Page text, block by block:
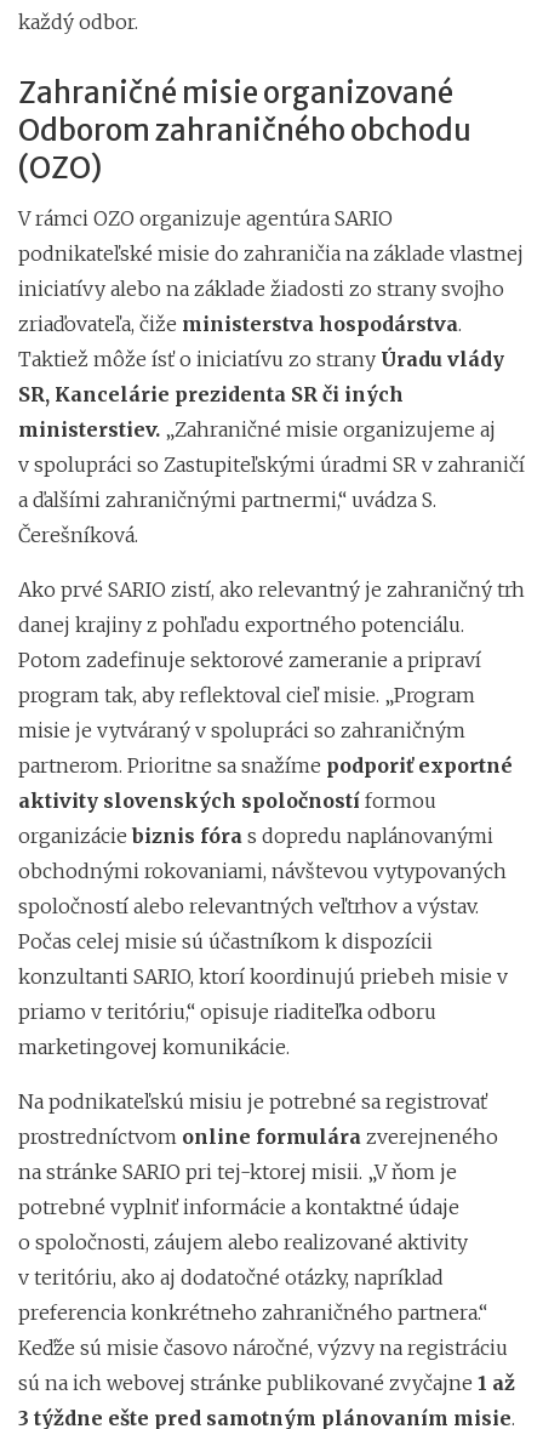
každý odbor.
Zahraničné misie organizované
Odborom zahraničného obchodu
(OZO)
V rámci OZO organizuje agentúra SARIO
podnikateľské misie do zahraničia na základe vlastnej
iniciatívy alebo na základe žiadosti zo strany svojho
zriaďovateľa, čiže ministerstva hospodárstva.
Taktiež môže ísť o iniciatívu zo strany Úradu vlády
SR, Kancelárie prezidenta SR či iných
ministerstiev. „Zahraničné misie organizujeme aj
v spolupráci so Zastupiteľskými úradmi SR v zahraničí
a ďalšími zahraničnými partnermi,“ uvádza S.
Čerešníková.
Ako prvé SARIO zistí, ako relevantný je zahraničný trh
danej krajiny z pohľadu exportného potenciálu.
Potom zadefinuje sektorové zameranie a pripraví
program tak, aby reflektoval cieľ misie. „Program
misie je vytváraný v spolupráci so zahraničným
partnerom. Prioritne sa snažíme podporiť exportné
aktivity slovenských spoločností formou
organizáciebiznis fóra s dopredu naplánovanými
obchodnými rokovaniami, návštevou vytypovaných
spoločností alebo relevantných veľtrhov a výstav.
Počas celej misie sú účastníkom k dispozícii
konzultanti SARIO, ktorí koordinujú priebeh misie v
priamo v teritóriu,“ opisuje riaditeľka odboru
marketingovej komunikácie.
Na podnikateľskú misiu je potrebné sa registrovať
prostredníctvom online formulára zverejneného
na stránke SARIO pri tej-ktorej misii. „V ňom je
potrebné vyplniť informácie a kontaktné údaje
o spoločnosti, záujem alebo realizované aktivity
v teritóriu, ako aj dodatočné otázky, napríklad
preferencia konkrétneho zahraničného partnera.“
Keďže sú misie časovo náročné, výzvy na registráciu
sú na ich webovej stránke publikované zvyčajne 1 až
3 týždne ešte pred samotným plánovaním misie.